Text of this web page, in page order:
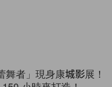
者」現身康城影展！